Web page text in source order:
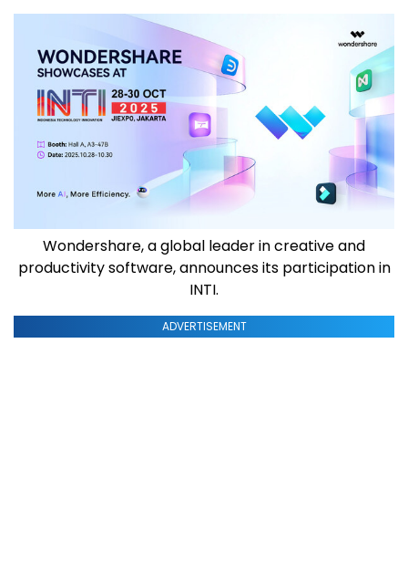
Wondershare, a global leader in creative and
productivity software, announces its participation in
INTI.
ADVERTISEMENT